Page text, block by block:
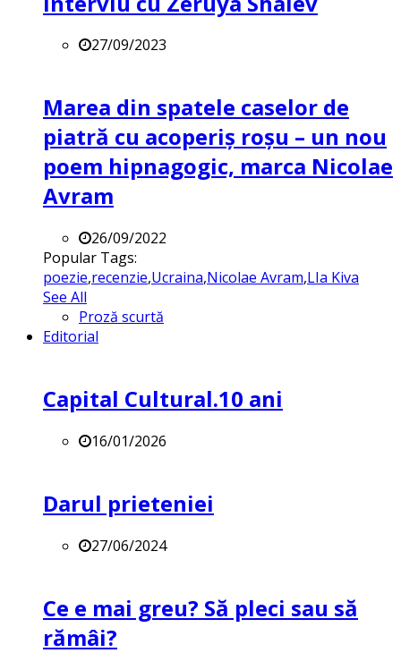
27/09/2023
Marea din spatele caselor de
piatră cu acoperiș roșu – un nou
poem hipnagogic, marca Nicolae
Avram
26/09/2022
Popular Tags:
poezie,recenzie,Ucraina,Nicolae Avram,LIa Kiva
See All
Proză scurtă
Editorial
Capital Cultural.10 ani
16/01/2026
Darul prieteniei
27/06/2024
Ce e mai greu? Să pleci sau să
rămâi?